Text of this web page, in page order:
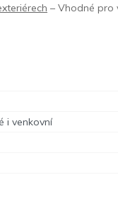
– Vhodné pro
i venkovní